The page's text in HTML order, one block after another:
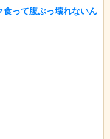
食って腹ぶっ壊れないん